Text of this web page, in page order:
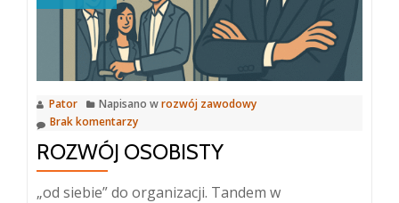
Pator Napisano wrozwój zawodowy
Brak komentarzy
ROZWÓJ OSOBISTY
„od siebie” do organizacji. Tandem w